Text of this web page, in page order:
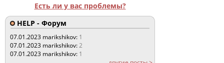
Есть ли у вас проблемы?
HELP - Форум
07.01.2023 marikshikov: 1
07.01.2023 marikshikov:2
07.01.2023 marikshikov: 1